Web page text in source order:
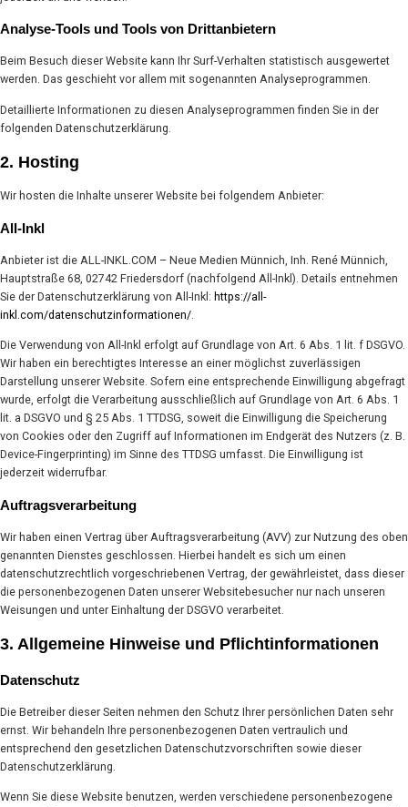
Analyse-Tools und Tools von Dritt­anbietern
Beim Besuch dieser Website kann Ihr Surf-Verhalten statistisch ausgewertet
werden. Das geschieht vor allem mit sogenannten Analyseprogrammen.
Detaillierte Informationen zu diesen Analyseprogrammen finden Sie in der
folgenden Datenschutzerklärung.
2. Hosting
Wir hosten die Inhalte unserer Website bei folgendem Anbieter:
All-Inkl
Anbieter ist die ALL-INKL.COM – Neue Medien Münnich, Inh. René Münnich,
Hauptstraße 68, 02742 Friedersdorf (nachfolgend All-Inkl). Details entnehmen
Sie der Datenschutzerklärung von All-Inkl: https://all-
inkl.com/datenschutzinformationen/
Die Verwendung von All-Inkl erfolgt auf Grundlage von Art. 6 Abs. 1 lit. f DSGVO.
Wir haben ein berechtigtes Interesse an einer möglichst zuverlässigen
Darstellung unserer Website. Sofern eine entsprechende Einwilligung abgefragt
wurde, erfolgt die Verarbeitung ausschließlich auf Grundlage von Art. 6 Abs. 1
lit. a DSGVO und § 25 Abs. 1 TTDSG, soweit die Einwilligung die Speicherung
von Cookies oder den Zugriff auf Informationen im Endgerät des Nutzers (z. B.
Device-Fingerprinting) im Sinne des TTDSG umfasst. Die Einwilligung ist
jederzeit widerrufbar.
Auftragsverarbeitung
Wir haben einen Vertrag über Auftragsverarbeitung (AVV) zur Nutzung des oben
genannten Dienstes geschlossen. Hierbei handelt es sich um einen
datenschutzrechtlich vorgeschriebenen Vertrag, der gewährleistet, dass dieser
die personenbezogenen Daten unserer Websitebesucher nur nach unseren
Weisungen und unter Einhaltung der DSGVO verarbeitet.
3. Allgemeine Hinweise und Pflicht­informationen
Datenschutz
Die Betreiber dieser Seiten nehmen den Schutz Ihrer persönlichen Daten sehr
ernst. Wir behandeln Ihre personenbezogenen Daten vertraulich und
entsprechend den gesetzlichen Datenschutzvorschriften sowie dieser
Datenschutzerklärung.
Wenn Sie diese Website benutzen, werden verschiedene personenbezogene